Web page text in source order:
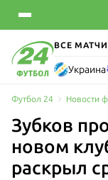
ВСЕ МАТЧИ
Украина
Футбол 24 Новости
Зубков
новом
раскрыл